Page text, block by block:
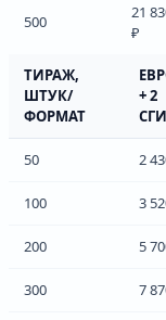
500
21
₽
ТИРАЖ,
ШТУК/
ФОРМАТ
+ 2
50 2
100 3
200 5
300 7